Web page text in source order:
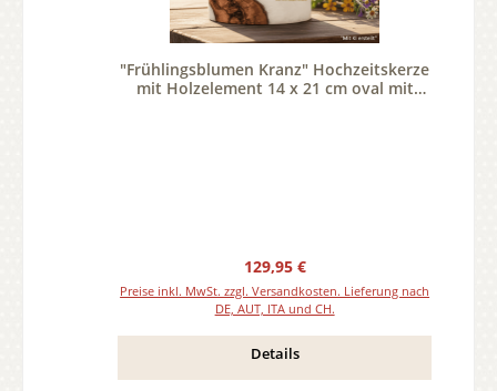
"Frühlingsblumen Kranz" Hochzeitskerze
mit Holzelement 14 x 21 cm oval mit
Regulärer Preis:
129,95 €
Preise inkl. MwSt. zzgl. Versandkosten. Lieferung nach
DE, AUT, ITA und CH.
Details